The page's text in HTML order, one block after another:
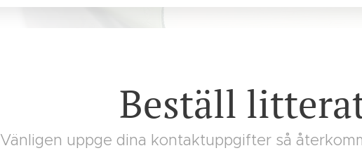
Beställ
Vänligen uppge dina kontaktuppgifter så